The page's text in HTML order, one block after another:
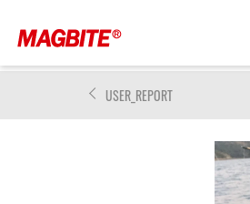
USER_REPORT